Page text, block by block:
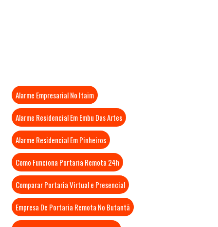
Alarme Empresarial No Itaim
Alarme Residencial Em Embu Das Artes
Alarme Residencial Em Pinheiros
Como Funciona Portaria Remota 24h
Comparar Portaria Virtual e Presencial
Empresa De Portaria Remota No Butantã